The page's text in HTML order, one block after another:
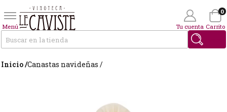
Menú Tu cuenta Carrito
0
Inicio /Canastas navideñas /